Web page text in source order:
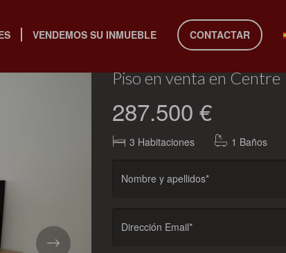
VENDEMOS SU INMUEBLE CONTACTAR
Next
Piso en venta en Centre
287.500 €
3 Habitaciones 1 Baños
Nombre y apellidos*
Dirección Email*